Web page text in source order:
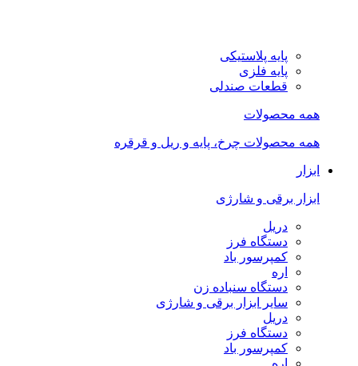
پایه پلاستیکی
پایه فلزی
قطعات صندلی
همه محصولات
همه محصولات چرخ، پایه و ریل و قرقره
ابزار
ابزار برقی و شارژی
دریل
دستگاه فرز
کمپرسور باد
اره
دستگاه سنباده زن
سایر ابزار برقی و شارژی
دریل
دستگاه فرز
کمپرسور باد
اره